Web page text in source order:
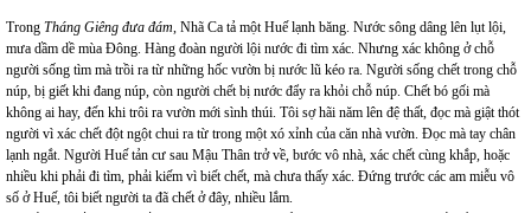
Trong Tháng Giêng đưa đám, Nhã Ca tả một Huế lạnh băng. Nước sông dâng lên lụt lội,
mưa dầm dề mùa Đông. Hàng đoàn người lội nước đi tìm xác. Nhưng xác không ở chỗ
người sống tìm mà trồi ra từ những hốc vườn bị nước lũ kéo ra. Người sống chết trong chỗ
núp, bị giết khi đang núp, còn người chết bị nước đẩy ra khỏi chỗ núp. Chết bó gối mà
không ai hay, đến khi trôi ra vườn mới sình thúi. Tôi sợ hãi năm lên đệ thất, đọc mà giật thót
người vì xác chết đột ngột chui ra từ trong một xó xỉnh của căn nhà vườn. Đọc mà tay chân
lạnh ngắt. Người Huế tản cư sau Mậu Thân trở về, bước vô nhà, xác chết cùng khắp, hoặc
nhiều khi phải đi tìm, phải kiếm vì biết chết, mà chưa thấy xác. Đứng trước các am miễu vô
số ở Huế, tôi biết người ta đã chết ở đây, nhiều lắm.